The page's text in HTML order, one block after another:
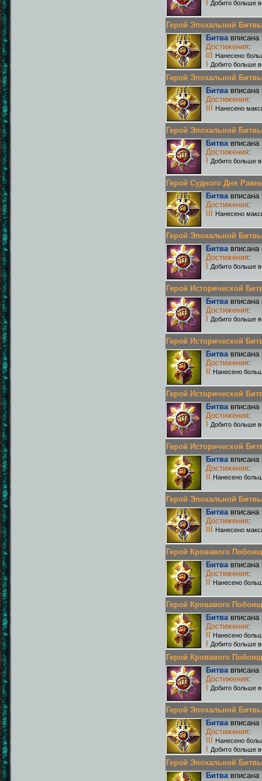
Добито больше
Герой Эпохальной
Битвавписана
Достижения:
Нанесено
Добито больше
Герой Эпохальной
Битвавписана
Достижения:
Нанесено
Герой Эпохальной
Битвавписана
Достижения:
Добито больше
Герой Судного Дня
Битвавписана
Достижения:
Нанесено
Герой Эпохальной
Битвавписана
Достижения:
Добито больше
Герой Исторической
Битвавписана
Достижения:
Добито больше
Герой Исторической
Битвавписана
Достижения:
Нанесено
Герой Исторической
Битвавписана
Достижения:
Добито больше
Герой Исторической
Битвавписана
Достижения:
Нанесено
Герой Эпохальной
Битвавписана
Достижения:
Нанесено
Герой Кровавого
Битвавписана
Достижения:
Нанесено
Герой Кровавого
Битвавписана
Достижения:
Нанесено
Добито больше
Герой Кровавого
Битвавписана
Достижения:
Добито больше
Герой Эпохальной
Битвавписана
Достижения:
Нанесено
Добито больше
Герой Эпохальной
Битвавписана